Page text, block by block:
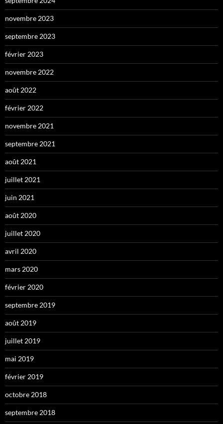
novembre 2023
septembre 2023
février 2023
novembre 2022
août 2022
février 2022
novembre 2021
septembre 2021
août 2021
juillet 2021
juin 2021
août 2020
juillet 2020
avril 2020
mars 2020
février 2020
septembre 2019
août 2019
juillet 2019
mai 2019
février 2019
octobre 2018
septembre 2018